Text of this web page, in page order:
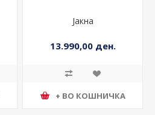
Јакна
13.990,00 ден.
+ ВО КОШНИЧКА